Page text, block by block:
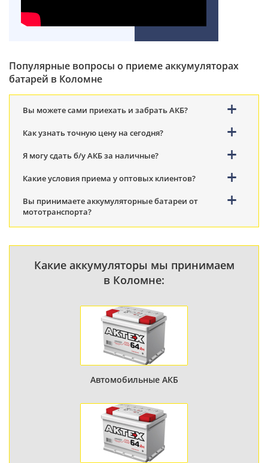
Популярные вопросы о приеме аккумуляторах
батарей в Коломне
Вы можете сами приехать и забрать АКБ?
Как узнать точную цену на сегодня?
Я могу сдать б/у АКБ за наличные?
Какие условия приема у оптовых клиентов?
Вы принимаете аккумуляторные батареи от
мототранспорта?
Какие аккумуляторы мы принимаем
в Коломне:
Автомобильные АКБ